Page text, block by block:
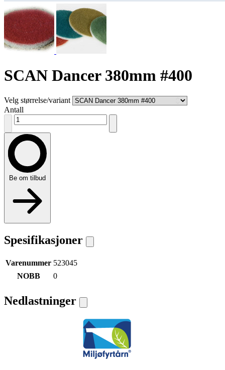
SCAN Dancer 380mm #400
Velg størrelse/variant
Antall
Be om tilbud
Spesifikasjoner
Varenummer 523045
NOBB
0
Nedlastninger